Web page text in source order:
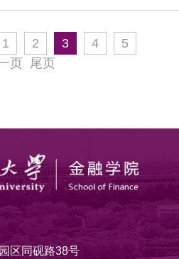
1 2 3 4
5
页
尾页
区同砚路38号